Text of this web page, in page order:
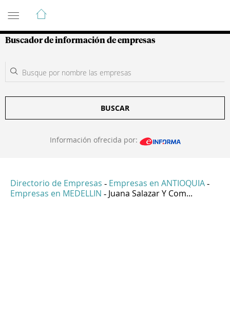
Guía de Empresas Colombianas
Buscador de información de empresas
BUSCAR
Información ofrecida por:
Directorio de Empresas - Empresas en ANTIOQUIA -
Empresas en MEDELLIN - Juana Salazar Y Com...